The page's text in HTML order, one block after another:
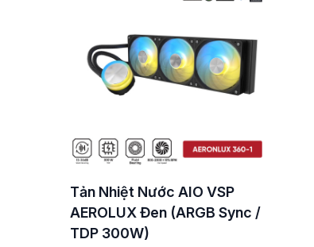
Tản Nhiệt Nước AIO VSP
AEROLUX Đen (ARGB Sync /
TDP 300W)